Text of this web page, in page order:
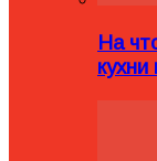
На
кухни